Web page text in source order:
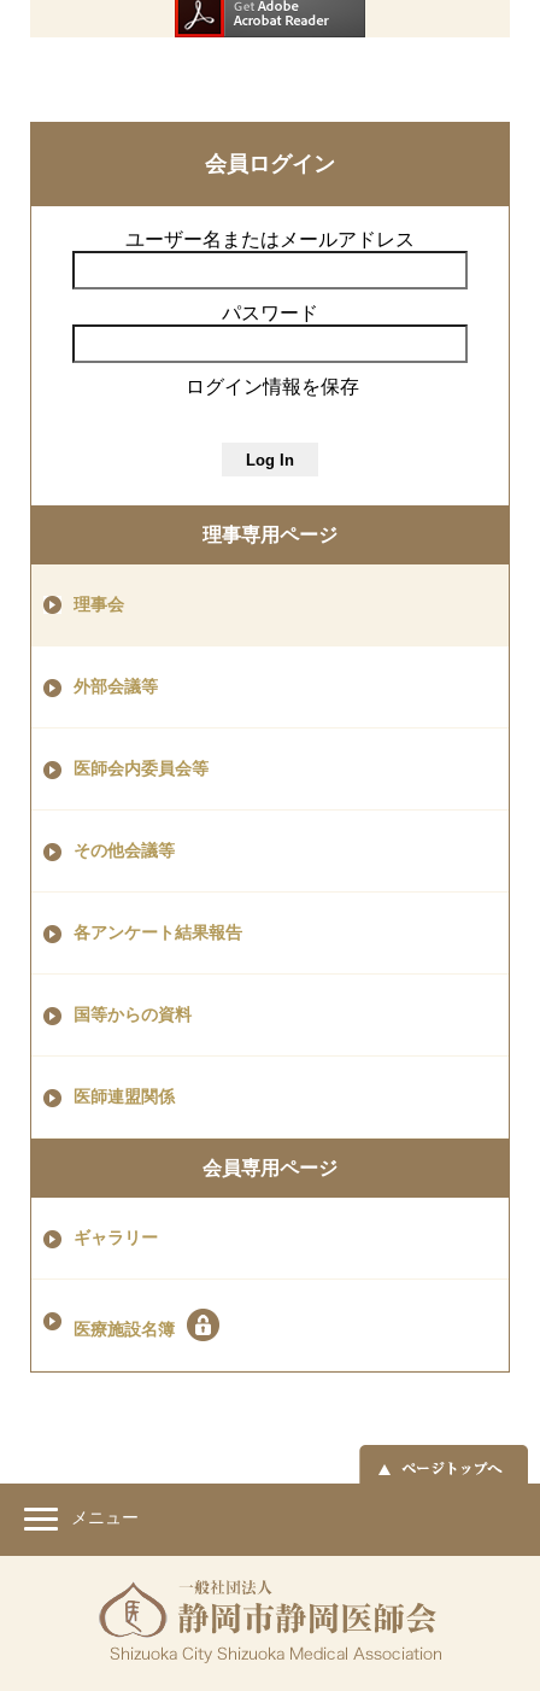
会員ログイン
ユーザー名またはメールアドレス
パスワード
ログイン情報を保存
理事専用ページ
理事会
外部会議等
医師会内委員会等
その他会議等
各アンケート結果報告
国等からの資料
医師連盟関係
会員専用ページ
ギャラリー
医療施設名簿
メニュー